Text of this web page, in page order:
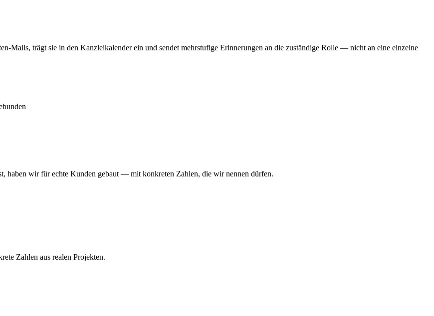
Mails, trägt sie in den Kanzleikalender ein und sendet mehrstufige Erinnerungen an die zuständige Rolle — nicht an eine einzelne
haben wir für echte Kunden gebaut — mit konkreten Zahlen, die wir nennen dürfen.
Zahlen aus realen Projekten.